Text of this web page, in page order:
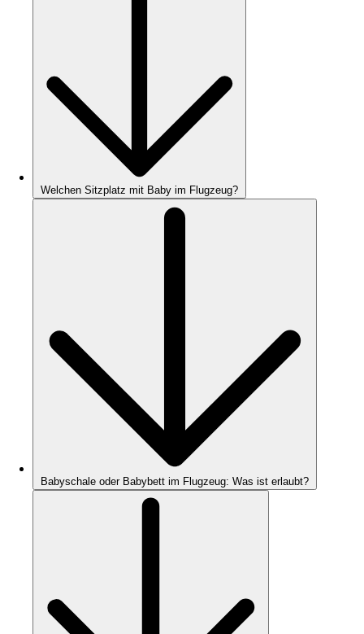
Welchen Sitzplatz mit Baby im Flugzeug?
Babyschale oder Babybett im Flugzeug: Was ist erlaubt?